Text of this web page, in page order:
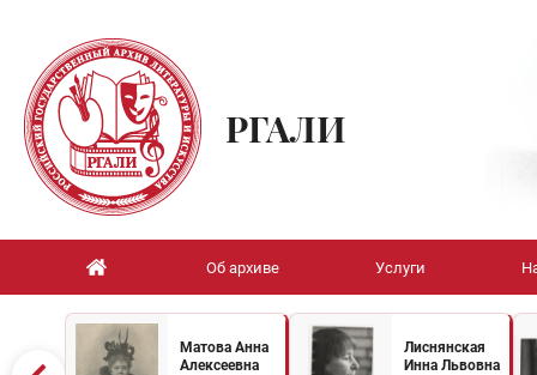
РГАЛИ
Об архиве Услуги
Матова Анна
Алексеевна
Лиснянская
Инна Львовна